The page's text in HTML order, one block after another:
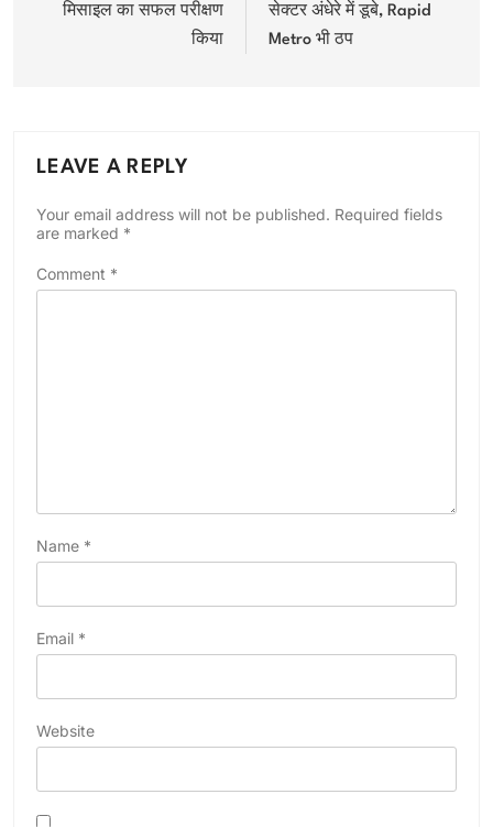
मिसाइल का सफल परीक्षण
किया
सेक्टर अंधेरे में डूबे, Rapid
Metro भी ठप
LEAVE A REPLY
Your email address will not be published. Required fields
are marked *
Comment *
Name *
Email *
Website